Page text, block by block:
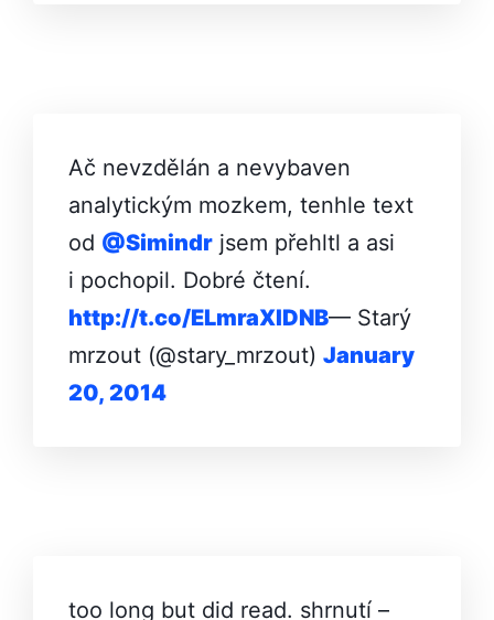
Ač nevzdělán a nevybaven
analytickým mozkem, tenhle text
od @Simindr jsem přehltl a asi
i pochopil. Dobré čtení.
http://t.co/EL­mraXIDNB— Starý
mrzout (@stary_mrzout) January
20, 2014
too long but did read. shrnutí –